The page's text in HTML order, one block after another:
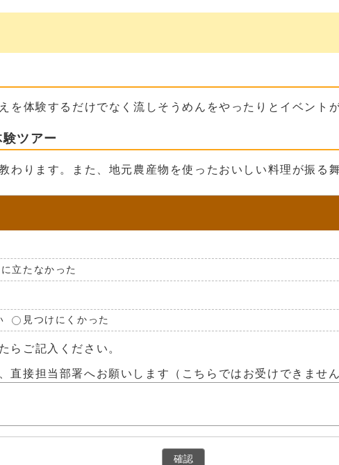
体験するだけでなく流しそうめんをやったりとイベント
ツアー
ります。また、地元農産物を使ったおいしい料理が振る
立たなかった
見つけにくかった
らご記入ください。
直接担当部署へお願いします（こちらではお受けできませ
確認